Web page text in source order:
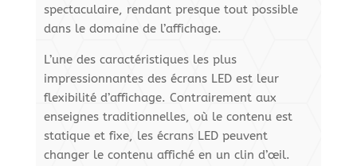
spectaculaire, rendant presque tout possible
dans le domaine de l’affichage.
L’une des caractéristiques les plus
impressionnantes des écrans LED est leur
flexibilité d’affichage. Contrairement aux
enseignes traditionnelles, où le contenu est
statique et fixe, les écrans LED peuvent
changer le contenu affiché en un clin d’œil.